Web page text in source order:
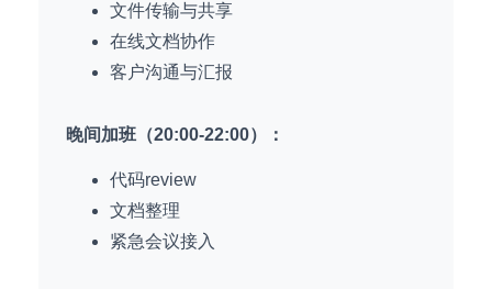
文件传输与共享
在线文档协作
客户沟通与汇报
晚间加班（20:00-22:00）：
代码review
文档整理
紧急会议接入